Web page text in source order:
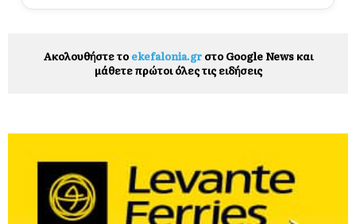
Ακολουθήστε το ekefalonia.grστο Google News και
μάθετε πρώτοι όλες τις ειδήσεις